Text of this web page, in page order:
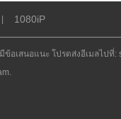
1080iP
อเสนอแนะ โปรดส่งอีเมลไปที่:
.